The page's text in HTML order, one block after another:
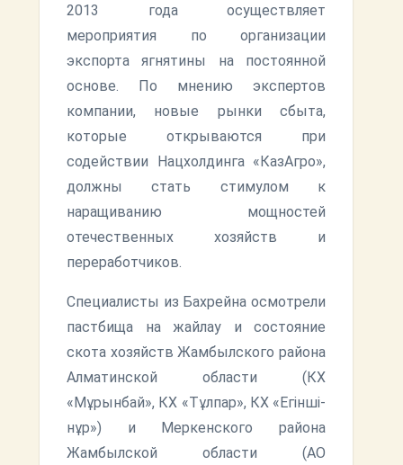
2013 года осуществляет
мероприятия по организации
экспорта ягнятины на постоянной
основе. По мнению экспертов
компании, новые рынки сбыта,
которые открываются при
содействии Нацхолдинга «КазАгро»,
должны стать стимулом к
наращиванию мощностей
отечественных хозяйств и
переработчиков.
Специалисты из Бахрейна осмотрели
пастбища на жайлау и состояние
скота хозяйств Жамбылского района
Алматинской области (КХ
«Мұрынбай», КХ «Тұлпар», КХ «Егінші-
нұр») и Меркенского района
Жамбылской области (АО